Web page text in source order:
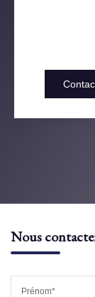
Nous
Prénom*